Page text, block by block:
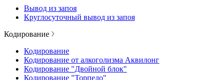
Вывод из запоя
Круглосуточный вывод из запоя
Кодирование
Кодирование
Кодирование от алкоголизма Аквилонг
Кодирование "Двойной блок"
Кодирование "Торпедо"